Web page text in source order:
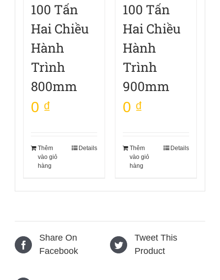
100 Tấn
Hai Chiều
Hành
Trình
800mm
0 ₫
Thêm
vào giỏ
hàng
Details
100 Tấn
Hai Chiều
Hành
Trình
900mm
0 ₫
Thêm
vào giỏ
hàng
Details
Share On
Facebook
Tweet This
Product